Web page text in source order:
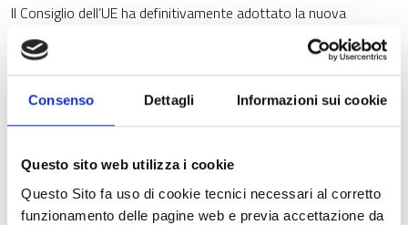
Consenso Dettagli Informazioni sui cookie
Questo sito web utilizza i cookie
Questo Sito fa uso di cookie tecnici necessari al corretto
funzionamento delle pagine web e previa accettazione da
Il Consiglio dell’UE ha definitivamente adottato la nuova
Direttiva "Carta blu" che stabilisce regole rivedute per i cittadini
di Paesi terzi altamente qualificati che intendono vivere e
lavorare nell'Unione europea.
La Direttiva sulla Carta blu, già in vigore dalla fine del 2009,
definisce le condizioni di ingresso e di soggiorno che i cittadini di
lavoro altamente qualificato nei Paesi dell'Unione europea.
Il testo adottato entrerà in vigore 20 giorni dopo la